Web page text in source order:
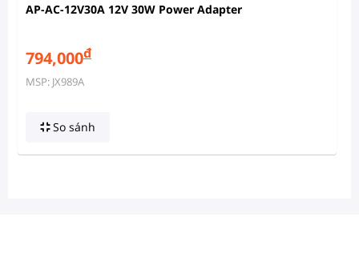
AP-AC-12V30A 12V 30W Power Adapter
794,000đ
MSP: JX989A
So sánh